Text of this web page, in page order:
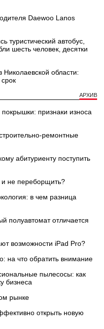
Daewoo Lanos
туристический автобус,
шесть человек, десятки
области:
АРХИВ
признаки износа
ремонтные
абитуриенту поступить
и не переборщить?
в чем разница
полуавтомат отличается
возможности iPad Pro?
на что обратить внимание
пылесосы: как
бизнеса
рынке
открыть новую